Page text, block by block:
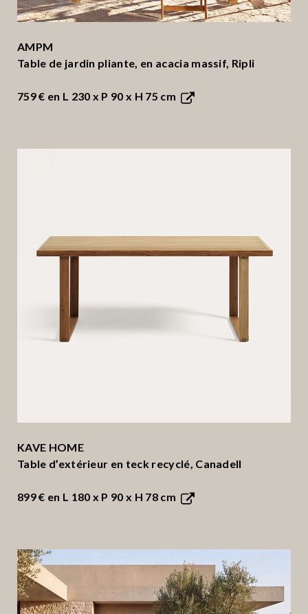
AMPM
Table de jardin pliante, en acacia massif, Ripli
759 € en L 230 x P 90 x H 75 cm
KAVE HOME
Table d’extérieur en teck recyclé, Canadell
899 € en L 180 x P 90 x H 78 cm